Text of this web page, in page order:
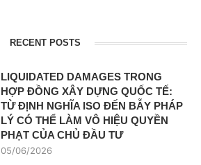
RECENT POSTS
LIQUIDATED DAMAGES TRONG
HỢP ĐỒNG XÂY DỰNG QUỐC TẾ:
TỪ ĐỊNH NGHĨA ISO ĐẾN BẪY PHÁP
LÝ CÓ THỂ LÀM VÔ HIỆU QUYỀN
PHẠT CỦA CHỦ ĐẦU TƯ
05/06/2026